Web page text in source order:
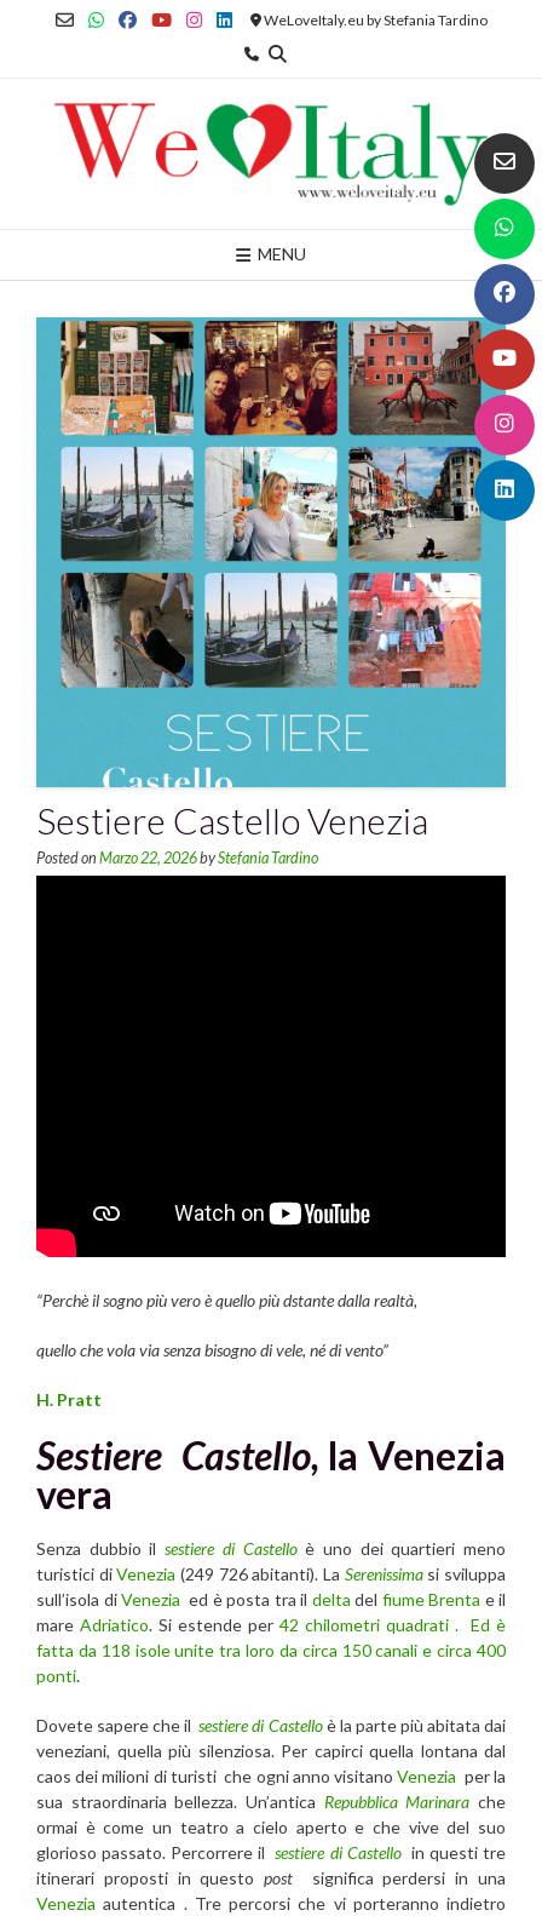
WeLoveItaly.eu by Stefania Tardino
MENU
Sestiere Castello Venezia
Posted on Marzo 22, 2026byStefania Tardino
“Perchè il sogno più vero è quello più dstante dalla realtà,
quello che vola via senza bisogno di vele, né di vento”
H. Pratt
Sestiere Castello, la Venezia
vera
Senza dubbio ilsestiere di Castelloè uno dei quartieri meno
turistici diVenezia (249 726 abitanti). La Serenissimasi sviluppa
sull’isola diVenezia ed è posta tra il delta del fiume Brenta e il
mare Adriatico. Si estende per 42 chilometri quadrati . Ed è
fatta da 118 isole unite tra loro da circa 150 canali e circa 400
ponti.
Dovete sapere che ilsestiere di Castelloè la parte più abitata dai
veneziani, quella più silenziosa. Per capirci quella lontana dal
caos dei milioni di turisti che ogni anno visitanoVenezia per la
sua straordinaria bellezza. Un’antica Repubblica Marinara che
ormai è come un teatro a cielo aperto e che vive del suo
glorioso passato. Percorrere ilsestiere di Castelloin questi tre
itinerari proposti in questopost
significa perdersi in una
Venezia autentica . Tre percorsi che vi porteranno indietro